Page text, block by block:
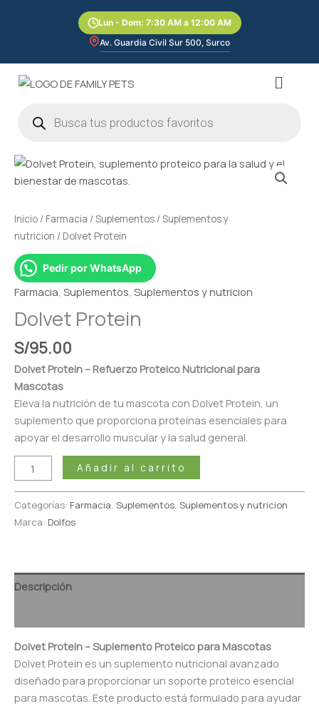
Lun - Dom: 7:30 AM a 12:00 AM
Av. Guardia Civil Sur 500, Surco
Menú
productos
Inicio / Farmacia /Suplementos /Suplementos y
nutricion / Dolvet Protein
Pedir por WhatsApp
Farmacia Suplementos Suplementos y nutricion
Dolvet Protein
S/95.00
Dolvet Protein – Refuerzo Proteico Nutricional para
Mascotas
Eleva la nutrición de tu mascota con Dolvet Protein, un
suplemento que proporciona proteínas esenciales para
apoyar el desarrollo muscular y la salud general.
Dolvet
Protein
Añadir al carrito
Categorías: Farmacia, Suplementos, Suplementos y nutricion
Marca: Dolfos
Descripción
Dolvet Protein – Suplemento Proteico para Mascotas
Dolvet Protein es un suplemento nutricional avanzado
diseñado para proporcionar un soporte proteico esencial
para mascotas. Este producto está formulado para ayudar